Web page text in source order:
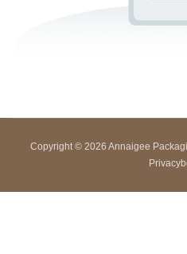
Copyright © 2026 Annaigee